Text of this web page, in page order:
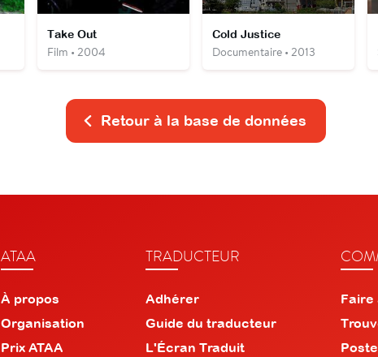
Take Out
Film • 2004
Cold Justice
Documentaire • 2013
Retour à la base de données
ATAA
À propos
Organisation
Prix ATAA
TRADUCTEUR
Adhérer
Guide du traducteur
L'Écran Traduit